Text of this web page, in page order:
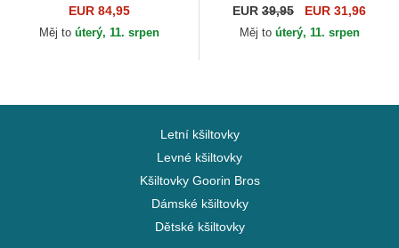
Classic Sport Polo Ralph
Lauren
EUR 84,95
Měj to úterý, 11. srpen
Satin Pinstripe Chicago White
Sox MLB New Era
EUR 39,95 EUR 31,96
Měj to úterý, 11. srpen
Letní kšiltovky
Levné kšiltovky
Kšiltovky Goorin Bros
Dámské kšiltovky
Dětské kšiltovky